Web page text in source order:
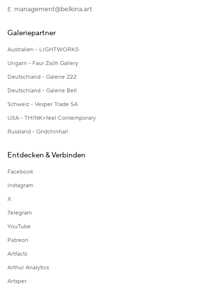
E management@belkina.art
Galeriepartner
Australien - LIGHTWORKS
Ungarn - Faur Zsófi Gallery
Deutschland - Galerie Z22
Deutschland - Galerie Bell
Schweiz - Vesper Trade SA
USA - THINK+feel Contemporary
Russland - Gridchinhall
Entdecken & Verbinden
Facebook
Instagram
X
Telegram
YouTube
Patreon
Artfacts
Arthur Analytics
Artsper